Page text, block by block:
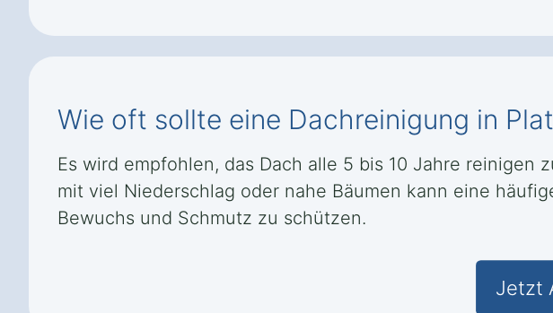
Wie oft sollte eine Dachreinigung in
Es wird empfohlen, das Dach alle 5 bis 10 Jahre reinigen
mit viel Niederschlag oder nahe Bäumen kann eine
Bewuchs und Schmutz zu schützen.
Jetzt